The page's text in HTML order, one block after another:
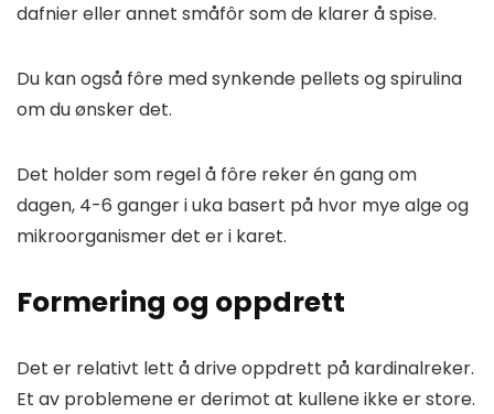
dafnier eller annet småfôr som de klarer å spise.
Du kan også fôre med synkende pellets og spirulina
om du ønsker det.
Det holder som regel å fôre reker én gang om
dagen, 4-6 ganger i uka basert på hvor mye alge og
mikroorganismer det er i karet.
Formering og oppdrett
Det er relativt lett å drive oppdrett på kardinalreker.
Et av problemene er derimot at kullene ikke er store.